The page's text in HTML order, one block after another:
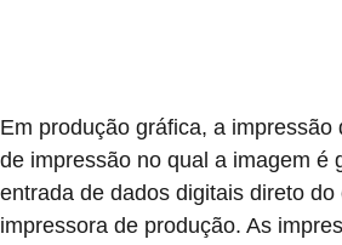
Em produção gráfica, a impressão
de impressão no qual a imagem é
entrada de dados digitais direto
impressora de produção. As